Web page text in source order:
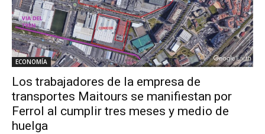
ECONOMÍA
Los trabajadores de la empresa de
transportes Maitours se manifiestan por
Ferrol al cumplir tres meses y medio de
huelga